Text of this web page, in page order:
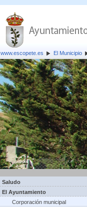
www.escopete.es El Municipio
Saludo
El Ayuntamiento
Corporación municipal